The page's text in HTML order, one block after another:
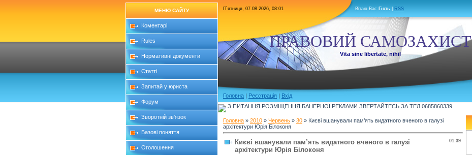
МЕНЮ САЙТУ
Коментарі
Rules
Нормативні документи
Статті
Запитай у юриста
Форум
Зворотній зв'язок
Базові поняття
Оголошення
П`ятниця, 07.08.2026, 08:01 Вітаю Вас Гість RSS
ПРАВОВИЙ САМОЗАХИСТ
Vita sine libertate, nihil
Головна | Реєстрація | Вхід
З ПИТАННЯ РОЗМІЩЕННЯ БАНЕРНОЇ РЕКЛАМИ ЗВЕРТАЙТЕСЬ ЗА ТЕЛ.0685860339
Головна » 2010 » Червень » 30 » Києві вшанували пам’ять видатного вченого в галузі
архітектури Юрія Білоконя
01:39
Києві вшанували пам’ять видатного вченого в галузі
архітектури Юрія Білоконя